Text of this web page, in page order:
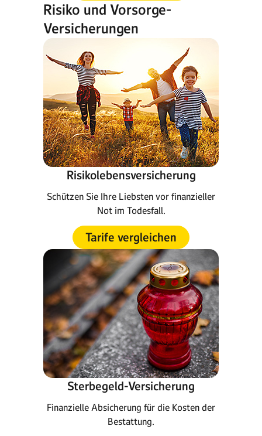
Risiko und Vorsorge-
Versicherungen
Risikolebensversicherung
Schützen Sie Ihre Liebsten vor finanzieller
Not im Todesfall.
Tarife vergleichen
Sterbegeld-Versicherung
Finanzielle Absicherung für die Kosten der
Bestattung.